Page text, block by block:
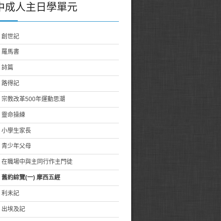
成人主日學單元
創世記
羅馬書
詩篇
路得記
宗教改革500年運動思潮
靈命操練
小學生家長
青少年父母
在職場中與主同行作主門徒
舊約綜覽(一) 摩西五經
利未記
出埃及記